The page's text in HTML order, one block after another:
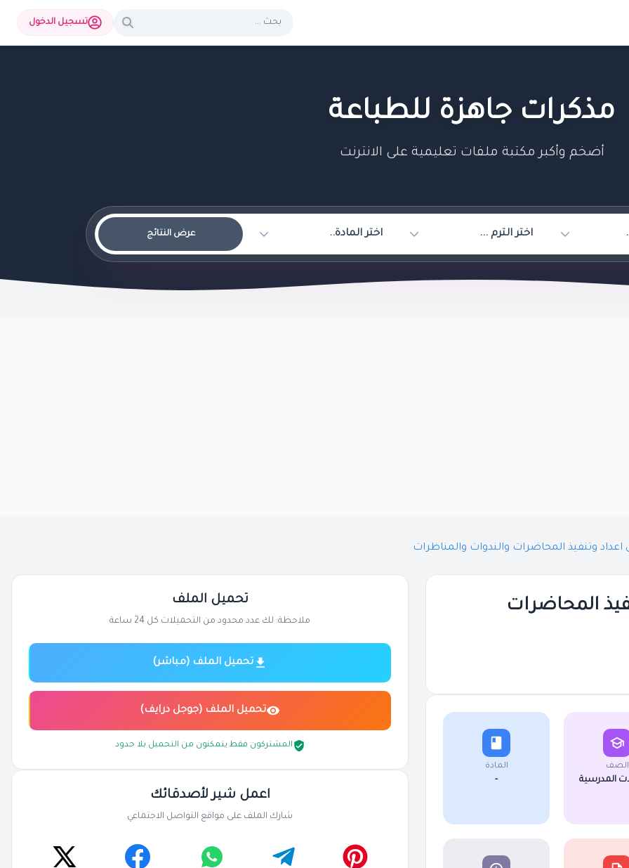
تسجيل الدخول
مذكرات جاهزة للطباعة
أضخم وأكبر مكتبة ملفات تعليمية على الانترنت
عرض النتائج
اعداد وتنفيذ المحاضرات والندوات والمناظرات
المحاضرات
الصف
المدرسية
المادة
-
تحميل الملف
ملاحظة: لك عدد محدود من التحميلات كل 24 ساعة
تحميل الملف (مباشر)
تحميل الملف (جوجل درايف)
المشتركون فقط يتمكنون من التحميل بلا حدود
اعمل شير لأصدقائك
شارك الملف على مواقع التواصل الاجتماعي